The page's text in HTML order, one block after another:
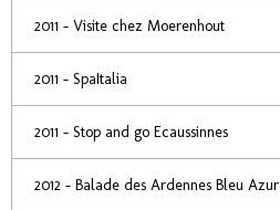
2011 - Visite chez Moerenhout
2011 - SpaItalia
2011 - Stop and go Ecaussinnes
2012 - Balade des Ardennes Bleu Azur